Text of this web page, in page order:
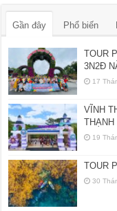
Gần đây Phổ biến
TOUR
3N2Đ
17
VĨNH
19
TOUR
30